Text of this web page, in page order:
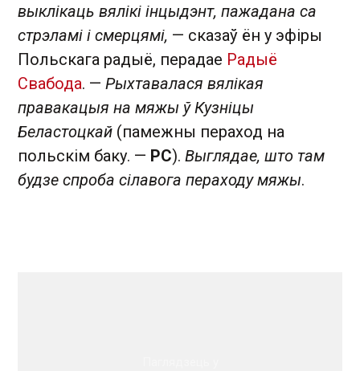
выклікаць вялікі інцыдэнт, пажадана са
стрэламі і смерцямі, — сказаў ён у эфіры
Польскага радыё, перадае Радыё
Свабода. — Рыхтавалася вялікая
правакацыя на мяжы ў Кузніцы
Беластоцкай (памежны пераход на
польскім баку. — РС). Выглядае, што там
будзе спроба сілавога пераходу мяжы.